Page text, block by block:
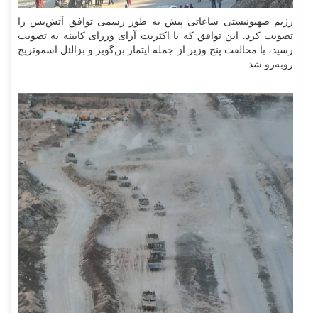
رژیم صهیونیستی ساعاتی پیش به طور رسمی توافق آتش‌بس را
تصویب کرد. این توافق که با اکثریت آرای وزرای کابینه به تصویب
رسید، با مخالفت پنج وزیر از جمله ایتمار بن‌گویر و بزالئل اسموتریچ
رو‌به‌رو شد.